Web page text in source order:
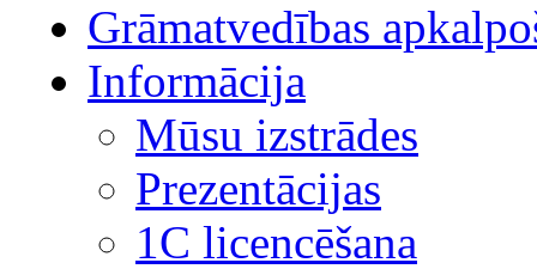
Grāmatvedības
Informācija
Mūsu izstrādes
Prezentācijas
1С licencēšana